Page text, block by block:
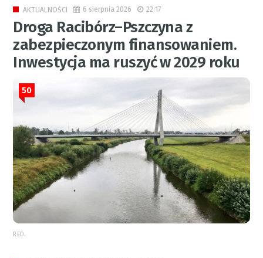
AKTUALNOŚCI 6 sierpnia 2026 22:17
Droga Racibórz–Pszczyna z
zabezpieczonym finansowaniem.
Inwestycja ma ruszyć w 2029 roku
50
RED.